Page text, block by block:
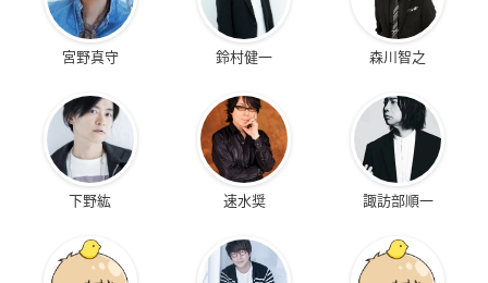
宮野真守 鈴村健一 森川智之
下野紘 速水奨 諏訪部順一